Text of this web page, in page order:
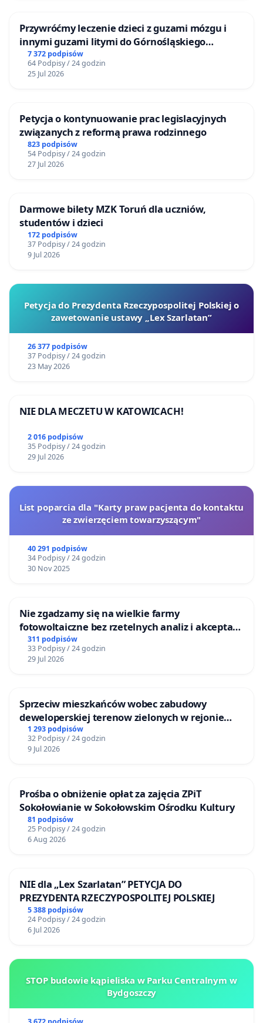
Przywróćmy leczenie dzieci z guzami mózgu i
innymi guzami litymi do Górnośląskiego
Centrum Zdrowia Dziecka w Katowicach
7 372 podpisów
64 Podpisy / 24 godzin
25 Jul 2026
Petycja o kontynuowanie prac legislacyjnych
związanych z reformą prawa rodzinnego
823 podpisów
54 Podpisy / 24 godzin
27 Jul 2026
Darmowe bilety MZK Toruń dla uczniów,
studentów i dzieci
172 podpisów
37 Podpisy / 24 godzin
9 Jul 2026
Petycja do Prezydenta Rzeczypospolitej Polskiej o
zawetowanie ustawy „Lex Szarlatan”
26 377 podpisów
37 Podpisy / 24 godzin
23 May 2026
NIE DLA MECZETU W KATOWICACH!
2 016 podpisów
35 Podpisy / 24 godzin
29 Jul 2026
List poparcia dla "Karty praw pacjenta do kontaktu
ze zwierzęciem towarzyszącym"
40 291 podpisów
34 Podpisy / 24 godzin
30 Nov 2025
Nie zgadzamy się na wielkie farmy
fotowoltaiczne bez rzetelnych analiz i akceptacji
mieszkańców
311 podpisów
33 Podpisy / 24 godzin
29 Jul 2026
Sprzeciw mieszkańców wobec zabudowy
deweloperskiej terenow zielonych w rejonie
Bulwarów Straceńskich w Bielsku-Białej
1 293 podpisów
32 Podpisy / 24 godzin
9 Jul 2026
Prośba o obniżenie opłat za zajęcia ZPiT
Sokołowianie w Sokołowskim Ośrodku Kultury
81 podpisów
25 Podpisy / 24 godzin
6 Aug 2026
NIE dla „Lex Szarlatan” PETYCJA DO
PREZYDENTA RZECZYPOSPOLITEJ POLSKIEJ
5 388 podpisów
24 Podpisy / 24 godzin
6 Jul 2026
STOP budowie kąpieliska w Parku Centralnym w
Bydgoszczy